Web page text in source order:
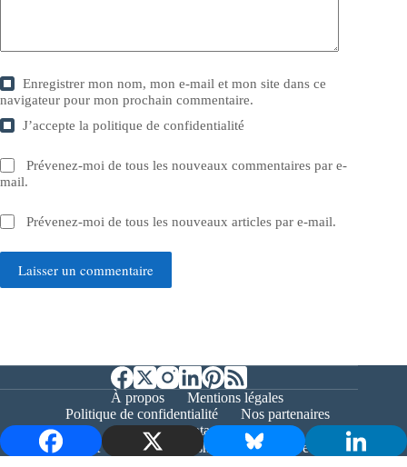
Enregistrer mon nom, mon e-mail et mon site dans ce
navigateur pour mon prochain commentaire.
J’accepte lapolitique de confidentialité
Prévenez-moi de tous les nouveaux commentaires par e-
mail.
Prévenez-moi de tous les nouveaux articles par e-mail.
Laisser un commentaire
À propos
Mentions légales
Politique de confidentialité
Nos partenaires
Contact
Copyright © 2026 - Bernieshoot.fr Journal Web